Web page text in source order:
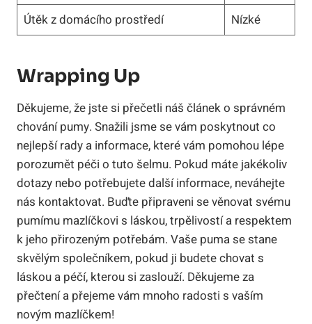
Útěk z domácího prostředí Nízké
Wrapping Up
Děkujeme, že jste si přečetli náš článek o správném
chování pumy. Snažili jsme se vám poskytnout co
nejlepší rady a informace, které vám pomohou lépe
porozumět péči o tuto šelmu. Pokud máte jakékoliv
dotazy nebo potřebujete další informace, neváhejte
nás kontaktovat. Buďte připraveni se věnovat svému
pumímu mazlíčkovi s láskou, trpělivostí a respektem
k jeho přirozeným potřebám. Vaše puma se stane
skvělým společníkem, pokud ji budete chovat s
láskou a péčí, kterou si zaslouží. Děkujeme za
přečtení a přejeme vám mnoho radosti s vaším
novým mazlíčkem!